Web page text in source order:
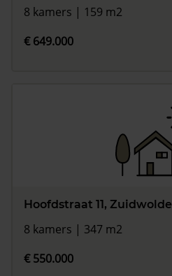
8 kamers | 159 m2
€ 649.000
Hoofdstraat 11, Zuidwolde
8 kamers | 347 m2
€ 550.000